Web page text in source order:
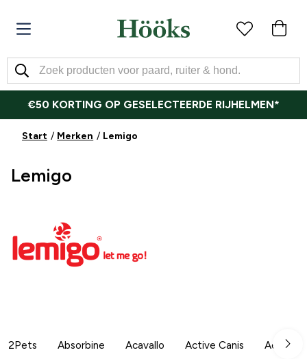
€50 KORTING OP GESELECTEERDE RIJHELMEN*
Start Merken Lemigo
Lemigo
2Pets Absorbine Acavallo Active Canis Aesculap